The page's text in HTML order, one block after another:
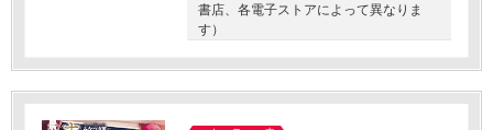
書店、各電子ストアによって異なりま
す）